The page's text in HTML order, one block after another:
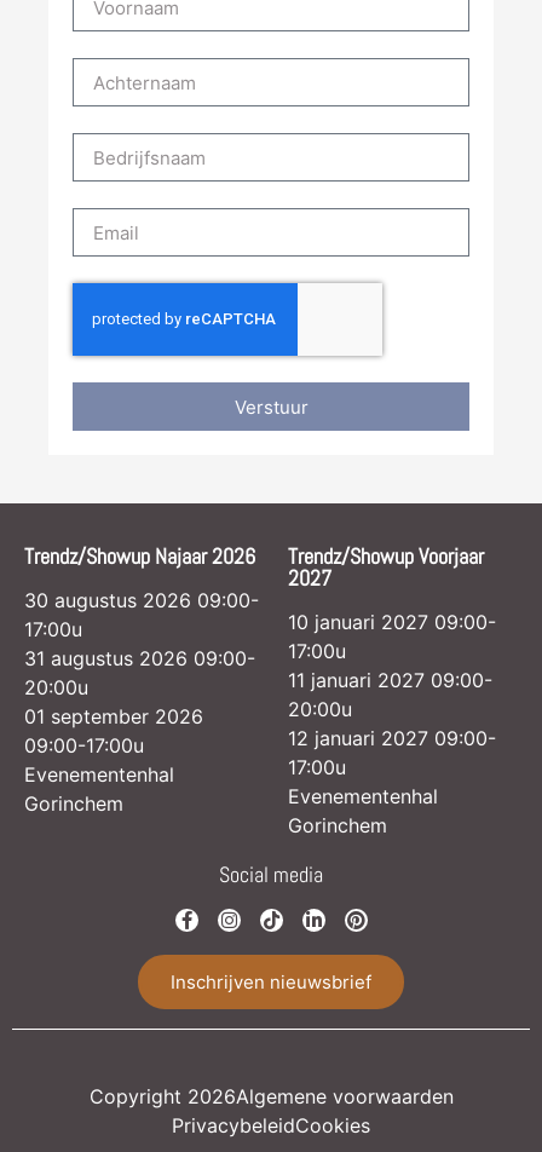
Verstuur
Trendz/Showup Najaar 2026
30 augustus 2026 09:00-
17:00u
31 augustus 2026 09:00-
20:00u
01 september 2026
09:00-17:00u
Evenementenhal
Gorinchem
Trendz/Showup Voorjaar
2027
10 januari 2027 09:00-
17:00u
11 januari 2027 09:00-
20:00u
12 januari 2027 09:00-
17:00u
Evenementenhal
Gorinchem
Social media
Inschrijven nieuwsbrief
Copyright 2026Algemene voorwaarden
PrivacybeleidCookies